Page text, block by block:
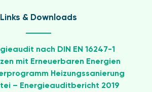
Links & Downloads
nach DIN EN 16247-1
mit Erneuerbaren Energien
Heizungssanierung
– Energieauditbericht 2019